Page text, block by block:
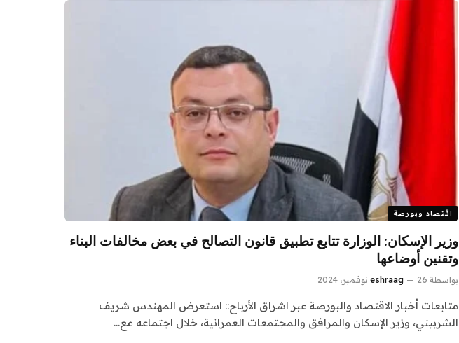
اقتصاد وبورصة
وزير الإسكان: الوزارة تتابع تطبيق قانون التصالح في بعض مخالفات البناء
وتقنين أوضاعها
بواسطة eshraag 26 نوفمبر، 2024
متابعات أخبار الاقتصاد والبورصة عبر اشراق الأرباح:: استعرض المهندس شريف
الشربيني، وزير الإسكان والمرافق والمجتمعات العمرانية، خلال اجتماعه مع…